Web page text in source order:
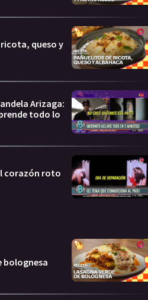
queso y
Arizaga:
todo lo
corazón roto
bolognesa